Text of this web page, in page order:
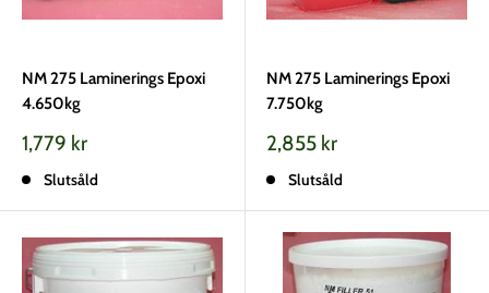
NM 275 Laminerings Epoxi
4.650kg
Vårt
1,779 kr
Slutsåld
NM 275 Laminerings Epoxi
7.750kg
Vårt
2,855 kr
Slutsåld